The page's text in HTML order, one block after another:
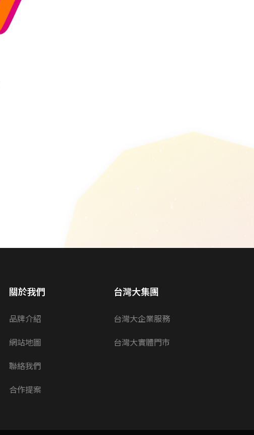
關於我們
品牌介紹
網站地圖
聯絡我們
合作提案
台灣大集團
台灣大企業服務
台灣大實體門市